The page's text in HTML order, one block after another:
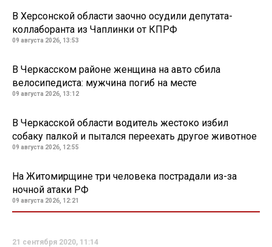
В Херсонской области заочно осудили депутата-
коллаборанта из Чаплинки от КПРФ
09 августа 2026, 13:53
В Черкасском районе женщина на авто сбила
велосипедиста: мужчина погиб на месте
09 августа 2026, 13:12
В Черкасской области водитель жестоко избил
собаку палкой и пытался переехать другое животное
09 августа 2026, 12:55
На Житомирщине три человека пострадали из-за
ночной атаки РФ
09 августа 2026, 12:21
21 сентября 2020, 11:14